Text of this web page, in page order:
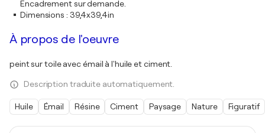
Encadrement sur demande.
Dimensions : 39,4x39,4in
À propos de l'oeuvre
peint sur toile avec émail à l'huile et ciment.
Description traduite automatiquement.
Huile Émail Résine Ciment Paysage Nature Figuratif